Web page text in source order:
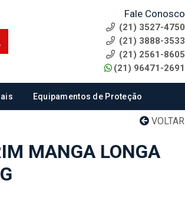
Fale Conosco
(21) 3527-4750
(21) 3888-3533
(21) 2561-8605
(21) 96471-2691
Equipamentos de Proteção
VOLTAR
MANGA LONGA